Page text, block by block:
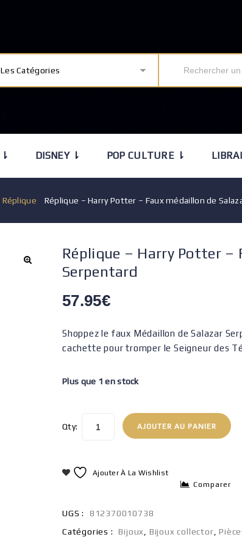
Catégories
⇂ DISNEY ⇂ POP CULTURE ⇂
Réplique Réplique – Harry Potter – Faux médaillon de
Réplique – Harry Potter –
Serpentard
57.95€
Shoppez le faux Médaillon de Salazar
cachette pour tromper le Seigneur des
Plus que 1 en stock
Qty: AJOUTER AU PANIER
Ajouter À La Wishlist
Comparer
UGS :
812370010738
Catégories :
Bijoux Bijoux collector ,